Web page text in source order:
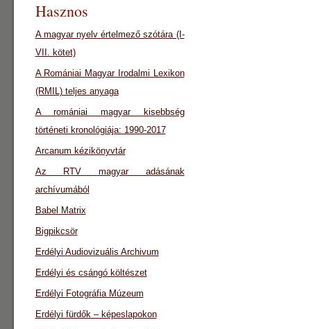
Hasznos
A magyar nyelv értelmező szótára (I-
VII. kötet)
A Romániai Magyar Irodalmi Lexikon
(RMIL) teljes anyaga
A romániai magyar kisebbség
történeti kronológiája: 1990-2017
Arcanum kézikönyvtár
Az RTV magyar adásának
archívumából
Babel Matrix
Bigpikcsör
Erdélyi Audiovizuális Archivum
Erdélyi és csángó költészet
Erdélyi Fotográfia Múzeum
Erdélyi fürdők – képeslapokon